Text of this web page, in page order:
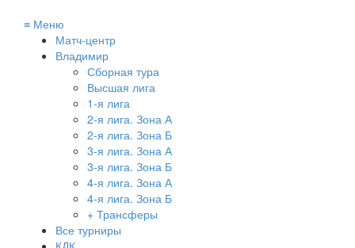
≡ Меню
Матч-центр
Владимир
Сборная тура
Высшая лига
1-я лига
2-я лига. Зона А
2-я лига. Зона Б
3-я лига. Зона А
3-я лига. Зона Б
4-я лига. Зона А
4-я лига. Зона Б
+ Трансферы
Все турниры